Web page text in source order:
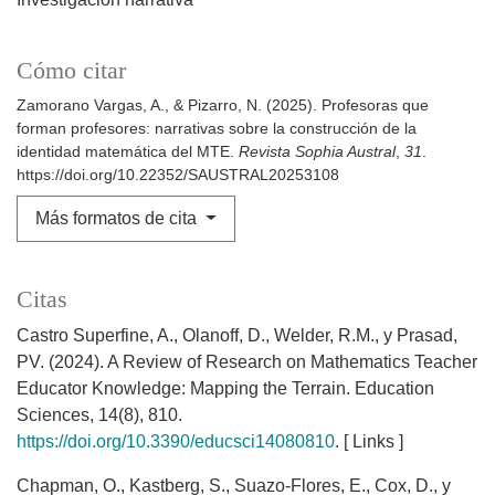
Cómo citar
Zamorano Vargas, A., & Pizarro, N. (2025). Profesoras que
forman profesores: narrativas sobre la construcción de la
identidad matemática del MTE. Revista Sophia Austral, 31.
https://doi.org/10.22352/SAUSTRAL20253108
Más formatos de cita
Citas
Castro Superfine, A., Olanoff, D., Welder, R.M., y Prasad,
PV. (2024). A Review of Research on Mathematics Teacher
Educator Knowledge: Mapping the Terrain. Education
Sciences, 14(8), 810.
https://doi.org/10.3390/educsci14080810. [ Links ]
Chapman, O., Kastberg, S., Suazo-Flores, E., Cox, D., y